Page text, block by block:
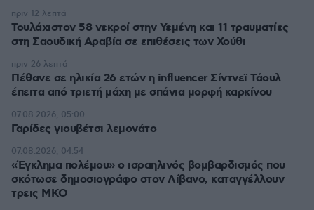
Τουλάχιστον 58 νεκροί στην Υεμένη και 11 τραυματίες
στη Σαουδική Αραβία σε επιθέσεις των Χούθι
πριν 12 λεπτά
Πέθανε σε ηλικία 26 ετών η influencer Σίντνεϊ Τάουλ
έπειτα από τριετή μάχη με σπάνια μορφή καρκίνου
πριν 26 λεπτά
Γαρίδες γιουβέτσι λεμονάτο
07.08.2026, 05:00
«Έγκλημα πολέμου» ο ισραηλινός βομβαρδισμός που
σκότωσε δημοσιογράφο στον Λίβανο, καταγγέλλουν
τρεις ΜΚΟ
07.08.2026, 04:54